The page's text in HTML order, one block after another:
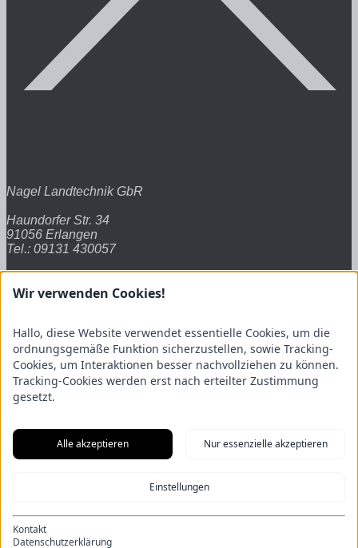
Nagel Landtechnik GbR
Haundorfer Str. 34
91056 Erlangen
Tel.: 09131 430057
E-Mail: info@lt-nagel.de
Links
Startseite
de
Impressum
Wir verwenden Cookies!
Hallo, diese Website verwendet essentielle Cookies, um die
ordnungsgemäße Funktion sicherzustellen, sowie Tracking-
Cookies, um Interaktionen besser nachvollziehen zu können.
Tracking-Cookies werden erst nach erteilter Zustimmung
gesetzt.
Alle akzeptieren Nur essenzielle akzeptieren
Einstellungen
Kontakt
Datenschutzerklärung